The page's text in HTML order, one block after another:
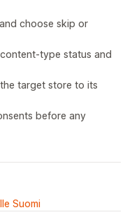
choose skip or
type status and
target store to its
before any
Suomi